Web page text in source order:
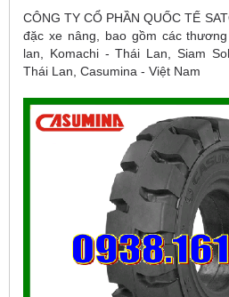
CÔNG TY CỔ PHẦN QUỐC TẾ
đặc xe nâng, bao gồm các
lan, Komachi - Thái Lan, Siam
Thái Lan, Casumina - Việt Nam